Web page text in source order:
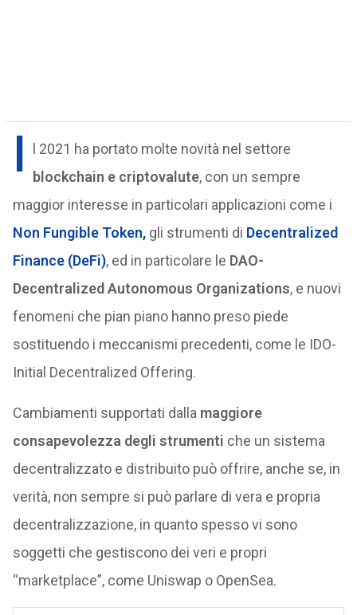
I
l 2021 ha portato molte novità nel settore
blockchain e criptovalute, con un sempre
maggior interesse in particolari applicazioni come i
Non Fungible Token,gli strumenti di Decentralized
Finance (DeFi), ed in particolare le DAO-
Decentralized Autonomous Organizations, e nuovi
fenomeni che pian piano hanno preso piede
sostituendo i meccanismi precedenti, come le IDO-
Initial Decentralized Offering.
Cambiamenti supportati dalla maggiore
consapevolezza degli strumenti che un sistema
decentralizzato e distribuito può offrire, anche se, in
verità, non sempre si può parlare di vera e propria
decentralizzazione, in quanto spesso vi sono
soggetti che gestiscono dei veri e propri
“marketplace”, come Uniswap o OpenSea.